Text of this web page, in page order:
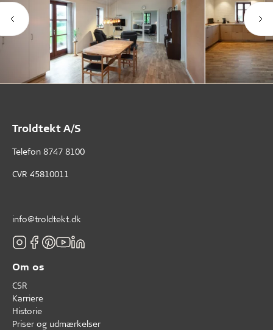
Troldtekt A/S
Telefon 8747 8100
CVR 45810011
info@troldtekt.dk
Om os
CSR
Karriere
Historie
Priser og udmærkelser